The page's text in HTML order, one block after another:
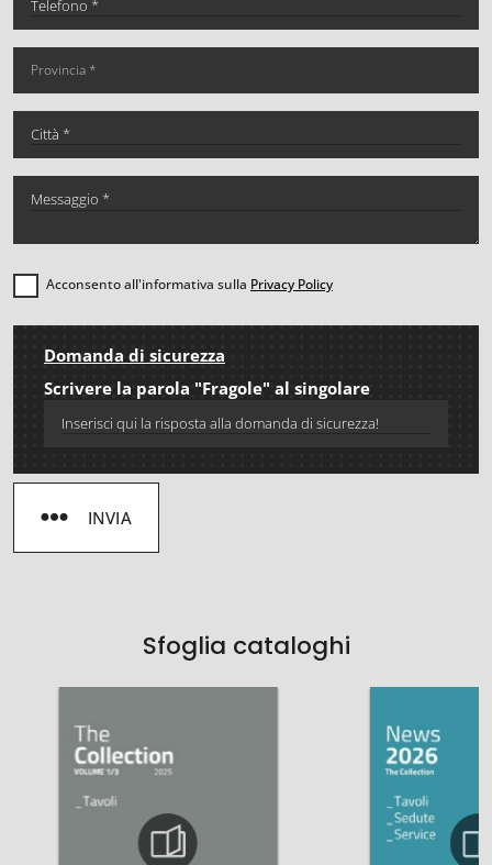
Sfoglia cataloghi
Acconsento all'informativa sulla Privacy Policy
Domanda di sicurezza
Scrivere la parola "Fragole" al singolare
INVIA